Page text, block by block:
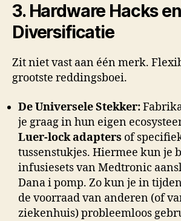
3. Hardware Hacks en
Diversificatie
Zit niet vast aan één merk.
grootste reddingsboei.
De Universele Stekker:
je graag in hun eigen
Luer-lock adapters of
tussenstukjes. Hiermee kun je
infusiesets van Medtronic
Dana i pomp. Zo kun je in
de voorraad van anderen (of
ziekenhuis) probleemloos